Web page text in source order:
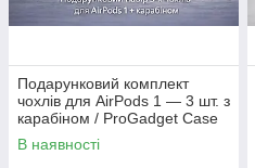
Подарунковий комплект
чохлів для AirPods 1 — 3 шт. з
карабіном / ProGadget Case
Set
В наявності